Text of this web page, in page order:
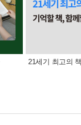
21세기 최고의 책